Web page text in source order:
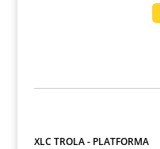
XLC TROLA - PLATFORMA